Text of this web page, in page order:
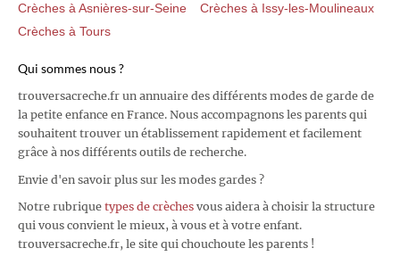
Crèches à Asnières-sur-Seine
Crèches à Issy-les-Moulineaux
Crèches à Tours
Qui sommes nous ?
trouversacreche.fr un annuaire des différents modes de garde de
la petite enfance en France. Nous accompagnons les parents qui
souhaitent trouver un établissement rapidement et facilement
grâce à nos différents outils de recherche.
Envie d'en savoir plus sur les modes gardes ?
Notre rubrique types de crèches vous aidera à choisir la structure
qui vous convient le mieux, à vous et à votre enfant.
trouversacreche.fr, le site qui chouchoute les parents !